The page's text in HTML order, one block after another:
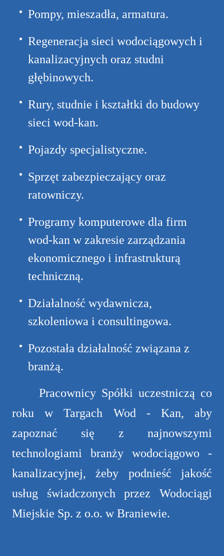
Pompy, mieszadła, armatura.
Regeneracja sieci wodociągowych i
kanalizacyjnych oraz studni
głębinowych.
Rury, studnie i kształtki do budowy
sieci wod-kan.
Pojazdy specjalistyczne.
Sprzęt zabezpieczający oraz
ratowniczy.
Programy komputerowe dla firm
wod-kan w zakresie zarządzania
ekonomicznego i infrastrukturą
techniczną.
Działalność wydawnicza,
szkoleniowa i consultingowa.
Pozostała działalność związana z
branżą.
Pracownicy Spółki uczestniczą co
roku w Targach Wod - Kan, aby
zapoznać się z najnowszymi
technologiami branży wodociągowo -
kanalizacyjnej, żeby podnieść jakość
usług świadczonych przez Wodociągi
Miejskie Sp. z o.o. w Braniewie.